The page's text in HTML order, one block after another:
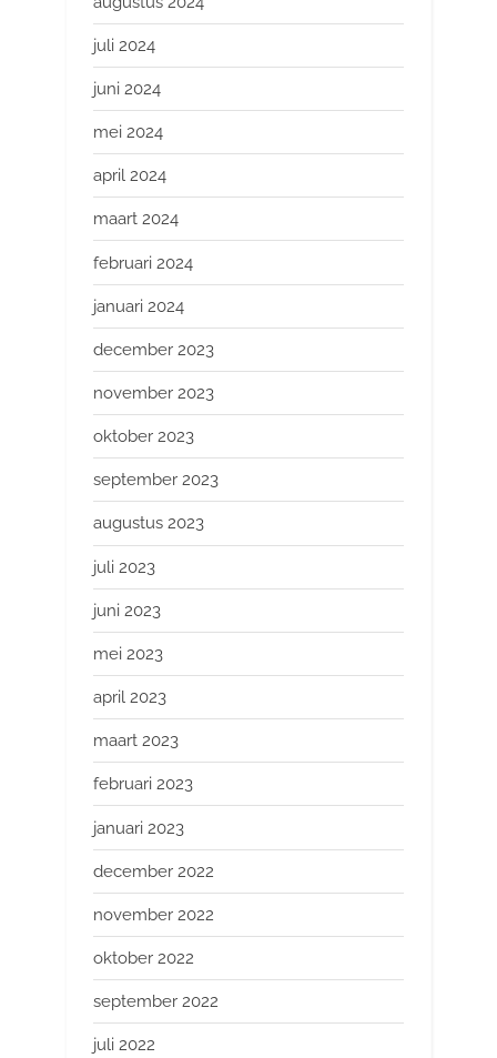
juli 2024
juni 2024
mei 2024
april 2024
maart 2024
februari 2024
januari 2024
december 2023
november 2023
oktober 2023
september 2023
augustus 2023
juli 2023
juni 2023
mei 2023
april 2023
maart 2023
februari 2023
januari 2023
december 2022
november 2022
oktober 2022
september 2022
juli 2022